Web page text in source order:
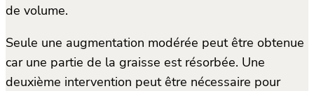
de volume.
Seule une augmentation modérée peut être obtenue
car une partie de la graisse est résorbée. Une
deuxième intervention peut être nécessaire pour